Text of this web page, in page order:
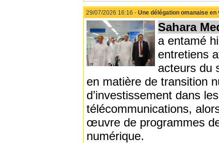
29/07/2026 16:16 - Une délégation omanaise
Sahara
a entamé
entretiens
acteurs du
en matière de transition
d’investissement dans
télécommunications,
œuvre de programmes
numérique.